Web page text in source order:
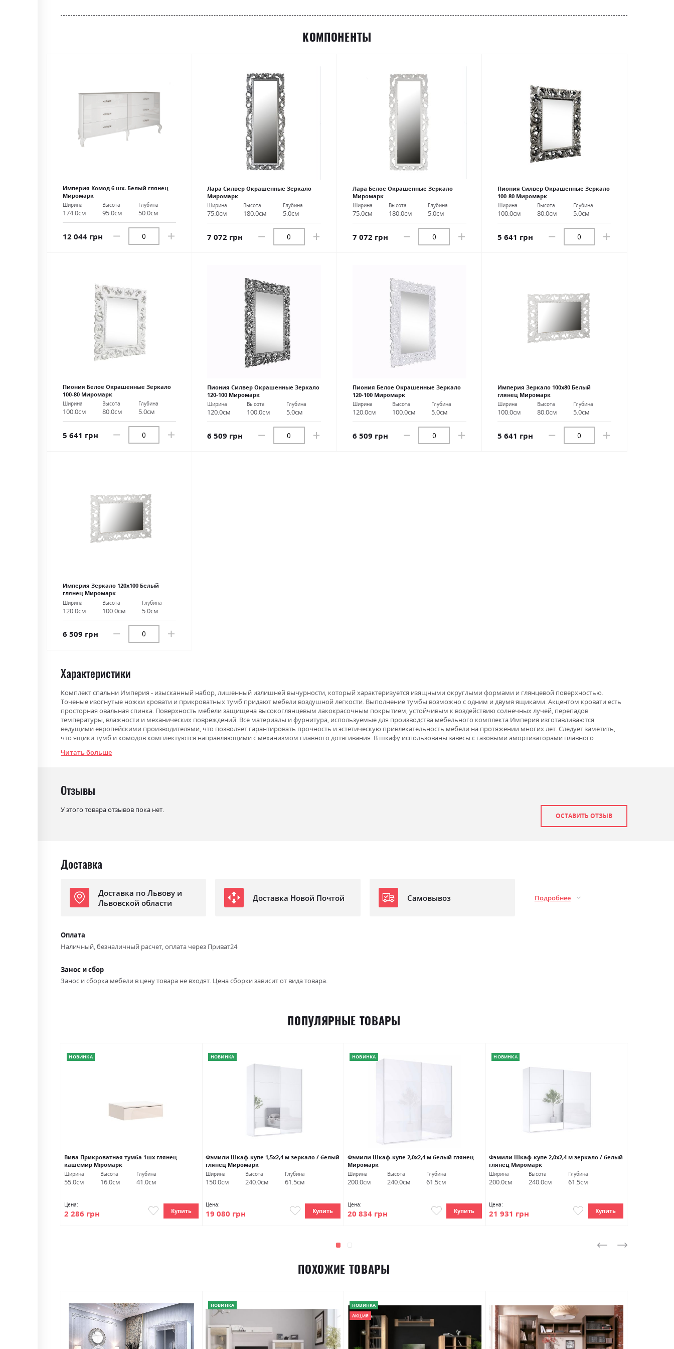
beginning
КОМПОНЕНТЫ
Империя Комод 6 шх. Белый глянец
Миромарк
Ширина
174.0см
Высота
95.0см
Глубина
50.0см
12 044 грн
Лара Силвер Окрашенные Зеркало
Миромарк
Ширина
75.0см
Высота
180.0см
Глубина
5.0см
7 072 грн
Лара Белое Окрашенные Зеркало
Миромарк
Ширина
75.0см
Высота
180.0см
Глубина
5.0см
7 072 грн
Пиония Силвер Окрашенные Зеркало
100-80 Миромарк
Ширина
100.0см
Высота
80.0см
Глубина
5.0см
5 641 грн
Пиония Белое Окрашенные Зеркало
100-80 Миромарк
Ширина
100.0см
Высота
80.0см
Глубина
5.0см
5 641 грн
Пиония Силвер Окрашенные Зеркало
120-100 Миромарк
Ширина
120.0см
Высота
100.0см
Глубина
5.0см
6 509 грн
Пиония Белое Окрашенные Зеркало
120-100 Миромарк
Ширина
120.0см
Высота
100.0см
Глубина
5.0см
6 509 грн
Империя Зеркало 100х80 Белый
глянец Миромарк
Ширина
100.0см
Высота
80.0см
Глубина
5.0см
5 641 грн
Империя Зеркало 120х100 Белый
глянец Миромарк
Ширина
120.0см
Высота
100.0см
Глубина
5.0см
6 509 грн
Характеристики
Комплект спальни Империя - изысканный набор, лишенный излишней вычурности, который характеризуется изящными округлыми формами и глянцевой поверхностью.
Точеные изогнутые ножки кровати и прикроватных тумб придают мебели воздушной легкости. Выполнение тумбы возможно с одним и двумя ящиками. Акцентом кровати есть
просторная овальная спинка. Поверхность мебели защищена высокоглянцевым лакокрасочным покрытием, устойчивым к воздействию солнечных лучей, перепадов
температуры, влажности и механических повреждений. Все материалы и фурнитура, используемые для производства мебельного комплекта Империя изготавливаются
ведущими европейскими производителями, что позволяет гарантировать прочность и эстетическую привлекательность мебели на протяжении многих лет. Следует заметить,
что ящики тумб и комодов комплектуются направляющими с механизмом плавного дотягивания. В шкафу использованы завесы с газовыми амортизаторами плавного
Цвет (Фасад):
Читать больше
Отзывы
У этого товара отзывов пока нет.
ОСТАВИТЬ ОТЗЫВ
Доставка
Доставка по Львову и
Львовской области
Доставка Новой Почтой Самовывоз Подробнее
Оплата
Наличный, безналичный расчет, оплата через Приват24
Занос и сбор
Занос и сборка мебели в цену товара не входят. Цена сборки зависит от вида товара.
ПОПУЛЯРНЫЕ ТОВАРЫ
НОВИНКА
Вива Прикроватная тумба 1шх глянец
кашемир Міромарк
Ширина
55.0см
Высота
16.0см
Глубина
41.0см
Цена:
2 286 грн Купить
НОВИНКА
Фэмили Шкаф-купе 1,5х2,4 м зеркало / белый
глянец Миромарк
Ширина
150.0см
Высота
240.0см
Глубина
61.5см
Цена:
19 080 грн Купить
НОВИНКА
Фэмили Шкаф-купе 2,0х2,4 м белый глянец
Миромарк
Ширина
200.0см
Высота
240.0см
Глубина
61.5см
Цена:
20 834 грн Купить
НОВИНКА
Фэмили Шкаф-купе 2,0х2,4 м зеркало / белый
глянец Миромарк
Ширина
200.0см
Высота
240.0см
Глубина
61.5см
Цена:
21 931 грн Купить
ПОХОЖИЕ ТОВАРЫ
НОВИНКА
НОВИНКА
АКЦИЯ